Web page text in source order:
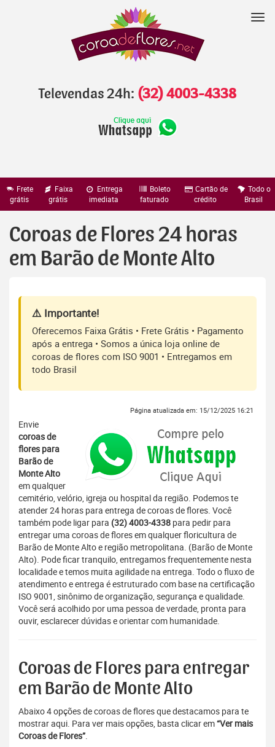
Televendas 24h: (32) 4003-4338
Frete
grátis
Faixa
grátis
Entrega
imediata
Boleto
faturado
Cartão de
crédito
Todo o
Brasil
Coroas de Flores 24 horas
em Barão de Monte Alto
⚠️ Importante!
Oferecemos Faixa Grátis • Frete Grátis • Pagamento
após a entrega • Somos a única loja online de
coroas de flores com ISO 9001 • Entregamos em
todo Brasil
Página atualizada em: 15/12/2025 16:21
Envie
coroas de
flores para
Barão de
Monte Alto
em qualquer
cemitério, velório, igreja ou hospital da região. Podemos te
atender 24 horas para entrega de coroas de flores. Você
também pode ligar para (32) 4003-4338 para pedir para
entregar uma coroas de flores em qualquer floricultura de
Barão de Monte Alto e região metropolitana. (Barão de Monte
Alto). Pode ficar tranquilo, entregamos frequentemente nesta
localidade e temos muita agilidade na entrega. Todo o fluxo de
atendimento e entrega é estruturado com base na certificação
ISO 9001, sinônimo de organização, segurança e qualidade.
Você será acolhido por uma pessoa de verdade, pronta para
ouvir, esclarecer dúvidas e orientar com humanidade.
Coroas de Flores para entregar
em Barão de Monte Alto
Abaixo 4 opções de coroas de flores que destacamos para te
mostrar aqui. Para ver mais opções, basta clicar em“Ver mais
Coroas de Flores”.